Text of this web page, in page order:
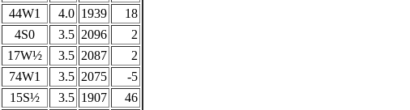
44W1 4.0 1939
18
4S0 3.5 2096
2
17W½ 3.5 2087
2
74W1 3.5 2075
-5
15S½ 3.5 1907
46